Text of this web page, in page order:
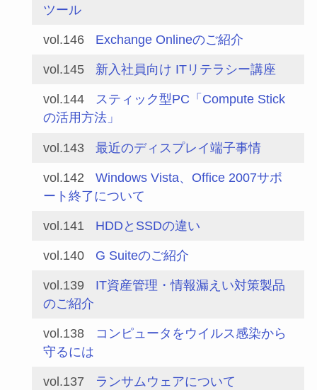
ツール
vol.146 Exchange Onlineのご紹介
vol.145 新入社員向け ITリテラシー講座
vol.144
スティック型PC「Compute Stick
の活用方法」
vol.143 最近のディスプレイ端子事情
vol.142
Windows Vista、Office 2007サポ
ート終了について
vol.141 HDDとSSDの違い
vol.140 G Suiteのご紹介
vol.139
IT資産管理・情報漏えい対策製品
のご紹介
vol.138
コンピュータをウイルス感染から
守るには
vol.137 ランサムウェアについて